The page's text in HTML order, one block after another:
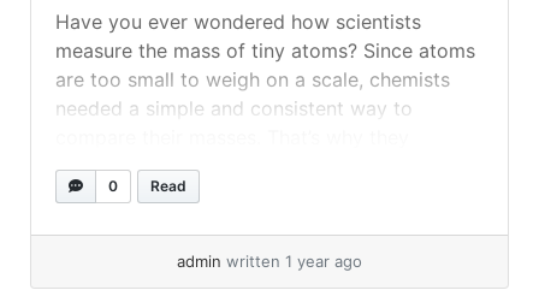
請記住：那些原子質量都是以可靠的碳-12原子為
基準的，而且大部分質量來自質子和中子——而不
是微小的電子！
见 碳-12不会衰变（不像放射性原子），所以它的
质量永远不会改变。而且，它无处不在（钻石、铅
笔，甚至我们的身体里都有！），很容易研究。 3.
便于比较不同原子和同位素 并非所有碳原子都一
碳-12为基准，科学家可以轻松比较不同同位素的
质量。 例如： 4. 电子非常轻，质量主要来自质子
和中子！ 你知道吗？ 这就是为什么碳-12的质量大
致基于它的6个质子+6个中子=12u，即使它还有6
个微小的电子。 这在实际生活中有什么用？ 使用
Have you ever wondered how scientists
measure the mass of tiny atoms? Since atoms
are too small to weigh on a scale, chemists
needed a simple and consistent way to
chose carbon-12 (C-12) as the standard for
measuring atomic mass. What is Carbon-12?
0 Read
admin written 1 year ago